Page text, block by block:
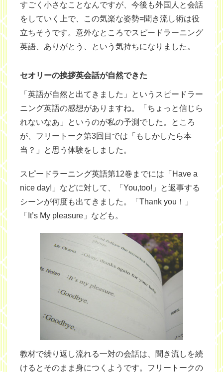
すごく小さなことなんですが、今後も外国人と会話
をしていく上で、この気楽な姿勢=聞き流し術は役
立ちそうです。意外なところでスピードラーニング
英語、ありがとう、という気持ちになりました。
セオリーの挨拶英会話が自然できた
「英語が自然と出てきました」というスピードラー
ニング英語の感想がありますね。「ちょっと信じら
れないなあ」というのが私の予測でした。ところ
が、フリートーク第3回目では「もしかしたら本
当？」と思う体験をしました。
スピードラーニング英語第12巻までには「Have a
nice day!」などに対して、「You,too!」と返事する
シーンが何度も出てきました。「Thank you！」
「It’s My pleasure」なども。
教材で繰り返し流れる一対の会話は、聞き流しを続
けるとそのまま身につくようです。フリートークの